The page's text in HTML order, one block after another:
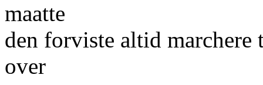
maatte
den forviste altid marchere
over